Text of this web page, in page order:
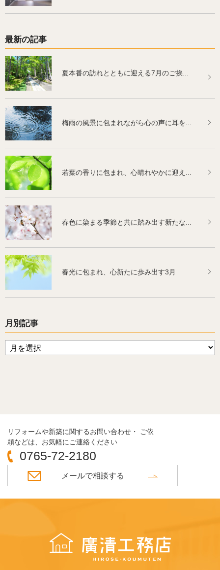
最新の記事
夏本番の訪れとともに迎える7月のご挨...
梅雨の風景に包まれながら心の声に耳を...
若葉の香りに包まれ、心晴れやかに迎え...
春色に染まる季節と共に踏み出す新たな...
春光に包まれ、心新たに歩み出す3月
月別記事
リフォームや新築に関するお問い合わせ・ ご依
頼などは、お気軽にご連絡ください
0765-72-2180
メールで相談する